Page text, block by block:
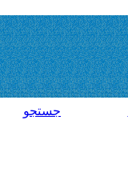
جستجو